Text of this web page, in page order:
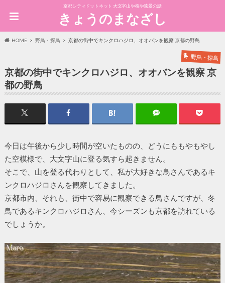
京都シティドットネット 大文字山や桜や遠景の話
きょうのまなざし
HOME 野鳥・探鳥 京都の街中でキンクロハジロ、オオバンを観察 京都の野鳥
野鳥・探鳥
京都の街中でキンクロハジロ、オオバンを観察 京
都の野鳥
今日は午後から少し時間が空いたものの、どうにももやもやし
た空模様で、大文字山に登る気すら起きません。
そこで、山を登る代わりとして、私が大好きな鳥さんであるキ
ンクロハジロさんを観察してきました。
京都市内、それも、街中で容易に観察できる鳥さんですが、冬
鳥であるキンクロハジロさん、今シーズンも京都を訪れている
でしょうか。